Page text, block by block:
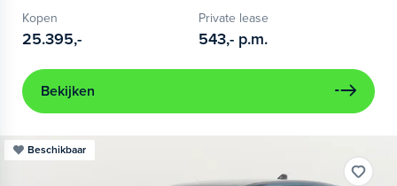
Kopen
25.395,-
Private lease
543,- p.m.
Bekijken
Beschikbaar